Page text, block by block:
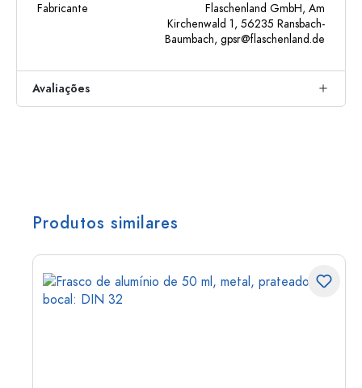
Fabricante
Flaschenland GmbH, Am
Kirchenwald 1, 56235 Ransbach-
Baumbach, gpsr@flaschenland.de
Avaliações
Produtos similares